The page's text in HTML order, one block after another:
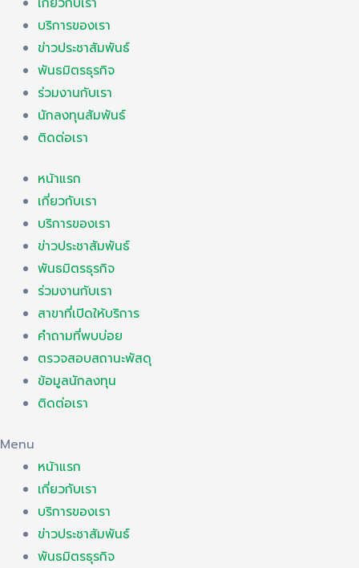
บริการของเรา
ข่าวประชาสัมพันธ์
พันธมิตรธุรกิจ
ร่วมงานกับเรา
นักลงทุนสัมพันธ์
ติดต่อเรา
หน้าแรก
เกี่ยวกับเรา
บริการของเรา
ข่าวประชาสัมพันธ์
พันธมิตรธุรกิจ
ร่วมงานกับเรา
สาขาที่เปิดให้บริการ
คำถามที่พบบ่อย
ตรวจสอบสถานะพัสดุ
ข้อมูลนักลงทุน
ติดต่อเรา
Menu
หน้าแรก
เกี่ยวกับเรา
บริการของเรา
ข่าวประชาสัมพันธ์
พันธมิตรธุรกิจ